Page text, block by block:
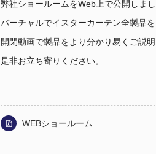
弊社ショールームをWeb上で公開しま
バーチャルでイスターカーテン全製品
開閉動画で製品をより分かり易くご説
是非お立ち寄りください。
WEBショールーム